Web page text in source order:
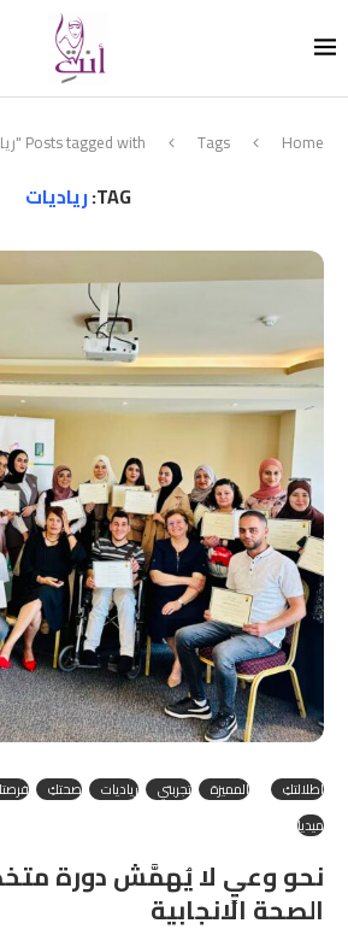
Home
Tags Posts tagged with "رياديات"
TAG: رياديات
إطلالتكِ المميزة تجربتي رياديات صحتكِ
ميديا
نحو وعيٍ لا يُهمَّش دورة
الصحة الانجابية